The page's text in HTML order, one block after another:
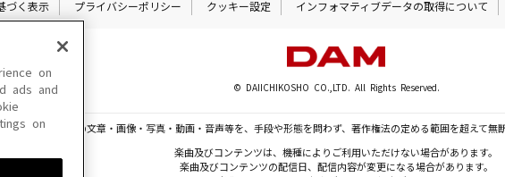
づく表示
プライバシーポリシー クッキー設定 インフォマティブデータの取得について
© DAIICHIKOSHO CO.,LTD. All Rights Reserved.
されている一切の文章・画像・写真・動画・音声等を、手段や形態を問わず、著作権法の定める範囲を超えて無
楽曲及びコンテンツは、機種によりご利用いただけない場合があります。
楽曲及びコンテンツの配信日、配信内容が変更になる場合があります。
on
ads and
on